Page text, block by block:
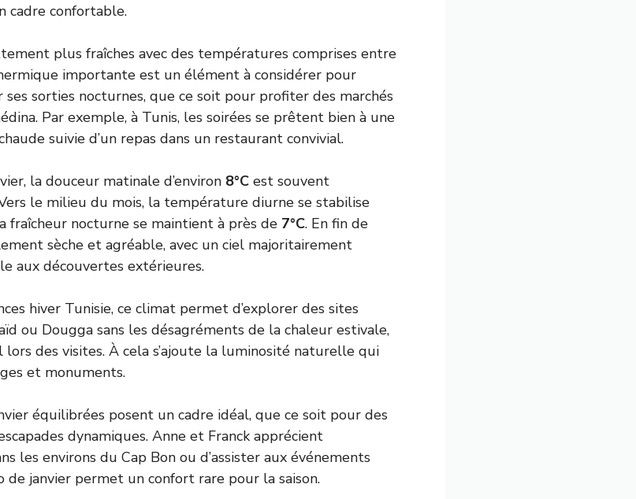
cadre confortable.
plus fraîches avec des températures comprises entre
importante est un élément à considérer pour
sorties nocturnes, que ce soit pour profiter des marchés
Par exemple, à Tunis, les soirées se prêtent bien à une
suivie d’un repas dans un restaurant convivial.
la douceur matinale d’environ 8°C est souvent
le milieu du mois, la température diurne se stabilise
fraîcheur nocturne se maintient à près de 7°C. En fin de
sèche et agréable, avec un ciel majoritairement
aux découvertes extérieures.
hiver Tunisie, ce climat permet d’explorer des sites
ou Dougga sans les désagréments de la chaleur estivale,
des visites. À cela s’ajoute la luminosité naturelle qui
et monuments.
équilibrées posent un cadre idéal, que ce soit pour des
dynamiques. Anne et Franck apprécient
les environs du Cap Bon ou d’assister aux événements
janvier permet un confort rare pour la saison.